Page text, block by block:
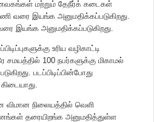
மற்றும் தேநீர்க் கடைகள்
வரை இயங்க அனுமதிக்கப்படுகிறது.
இயங்க அனுமதிக்கப்படுகிறது.
உரிய வழிகாட்டி
சமயத்தில் 100 நபர்களுக்கு மிகாமல்
படப்பிடிப்பின்போது
நிலையத்தில் வெளி
தரையிறங்க அனுமதித்துள்ள